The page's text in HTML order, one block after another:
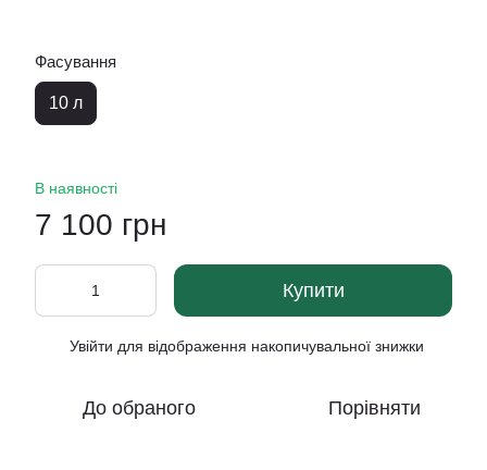
Фасування
10 л
В наявності
7 100 грн
Купити
Увійти для відображення накопичувальної знижки
До обраного Порівняти